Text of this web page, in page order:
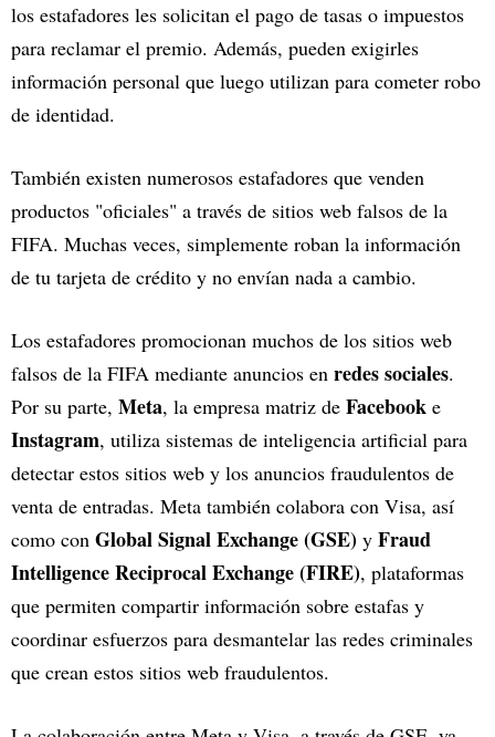
los estafadores les solicitan el pago de tasas o impuestos
para reclamar el premio. Además, pueden exigirles
información personal que luego utilizan para cometer robo
de identidad.
También existen numerosos estafadores que venden
productos "oficiales" a través de sitios web falsos de la
FIFA. Muchas veces, simplemente roban la información
de tu tarjeta de crédito y no envían nada a cambio.
Los estafadores promocionan muchos de los sitios web
falsos de la FIFA mediante anuncios en redes sociales.
Por su parte, Meta, la empresa matriz de Facebook e
Instagram, utiliza sistemas de inteligencia artificial para
detectar estos sitios web y los anuncios fraudulentos de
venta de entradas. Meta también colabora con Visa, así
como con Global Signal Exchange (GSE) y Fraud
Intelligence Reciprocal Exchange (FIRE), plataformas
que permiten compartir información sobre estafas y
coordinar esfuerzos para desmantelar las redes criminales
que crean estos sitios web fraudulentos.